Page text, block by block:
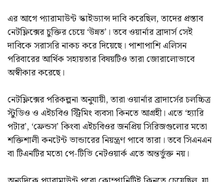
এর আগে প্যারামাউন্ট স্কাইড্যান্স দাবি করেছিল, তাদের প্রস্তাব
নেটফ্লিক্সের চুক্তির চেয়ে ‘উন্নত’। তবে ওয়ার্নার ব্রাদার্স সেই
দাবিকে সরাসরি নাকচ করে দিয়েছে। পাশাপাশি এলিসন
পরিবারের আর্থিক সহায়তার বিষয়টিও তারা জোরালোভাবে
অস্বীকার করেছে।
নেটফ্লিক্সের পরিকল্পনা অনুযায়ী, তারা ওয়ার্নার ব্রাদার্সের চলচ্চিত্র
স্টুডিও ও এইচবিও স্ট্রিমিং ব্যবসা কিনতে আগ্রহী। এতে ‘হ্যারি
পটার’, ‘ফ্রেন্ডস’ কিংবা এইচবিওর জনপ্রিয় সিরিজগুলোর মতো
শক্তিশালী কনটেন্ট ভান্ডারের নিয়ন্ত্রণ পাবে তারা। তবে সিএনএন
বা টিএনটির মতো পে-টিভি নেটওয়ার্ক এতে অন্তর্ভুক্ত নয়।